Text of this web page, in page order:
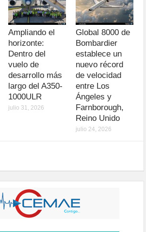
Ampliando el
horizonte:
Dentro del
vuelo de
desarrollo más
largo del A350-
1000ULR
julio 31, 2026
Global 8000 de
Bombardier
establece un
nuevo récord
de velocidad
entre Los
Ángeles y
Farnborough,
Reino Unido
julio 24, 2026